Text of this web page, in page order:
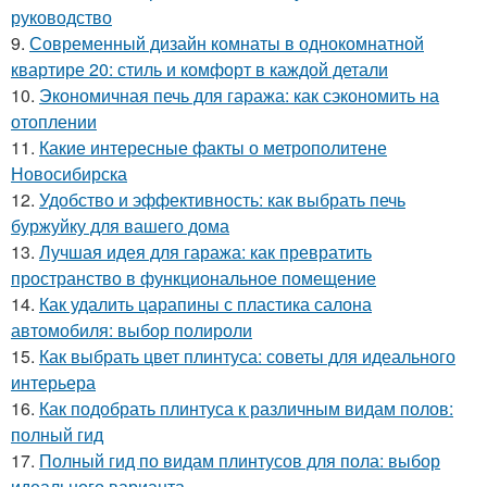
руководство
9. Современный дизайн комнаты в однокомнатной
квартире 20: стиль и комфорт в каждой детали
10. Экономичная печь для гаража: как сэкономить на
отоплении
11. Какие интересные факты о метрополитене
Новосибирска
12. Удобство и эффективность: как выбрать печь
буржуйку для вашего дома
13. Лучшая идея для гаража: как превратить
пространство в функциональное помещение
14. Как удалить царапины с пластика салона
автомобиля: выбор полироли
15. Как выбрать цвет плинтуса: советы для идеального
интерьера
16. Как подобрать плинтуса к различным видам полов:
полный гид
17. Полный гид по видам плинтусов для пола: выбор